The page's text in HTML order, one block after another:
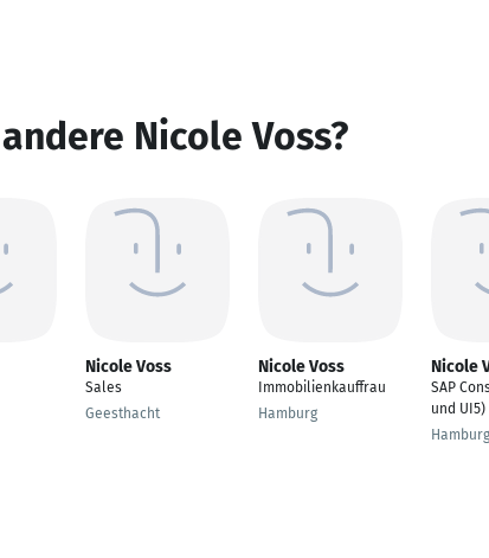
Nicole Voss?
Nicole Voss
Sales
Geesthacht
Nicole Voss
Immobilienkauffrau
Hamburg
Nicole
SAP
und UI5)
Hamburg